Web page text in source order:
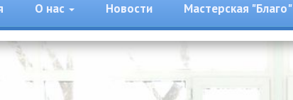
О нас Новости Мастерская "Благо"